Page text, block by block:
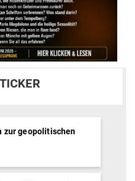
zur geopolitischen